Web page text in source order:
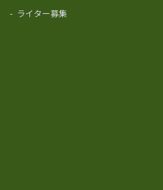
- ライター募集